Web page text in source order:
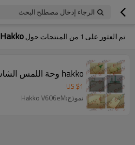
الرجاء إدخال مصطلح البحث
تم العثور على 1 من المنتجات حولHakko وحة اللمس V606em الزجاج إصلاح استبدال
hakko وحة اللمس الشاشة v606em إصلاح استبدال
US $1
نموذج:Hakko V606eM